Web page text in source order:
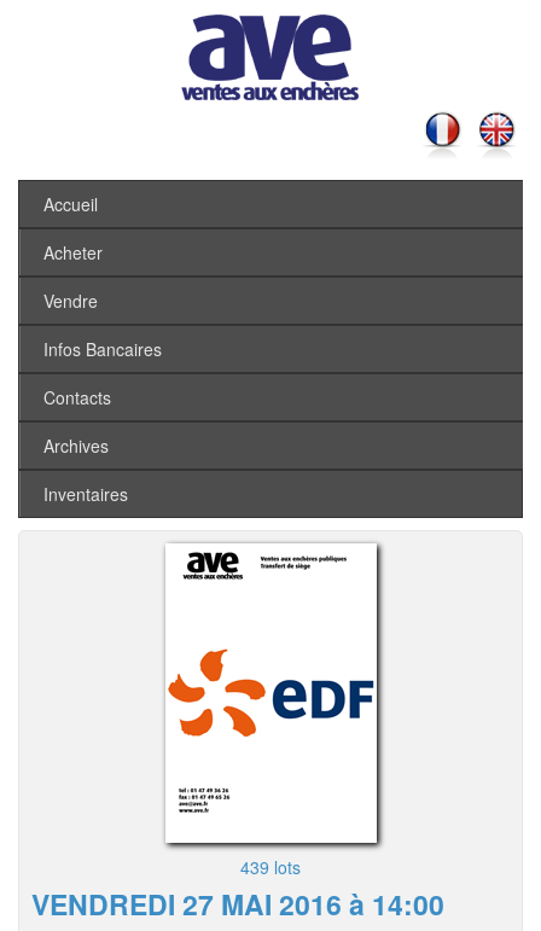
Accueil
Acheter
Vendre
Infos Bancaires
Contacts
Archives
Inventaires
439 lots
VENDREDI 27 MAI 2016 à 14:00